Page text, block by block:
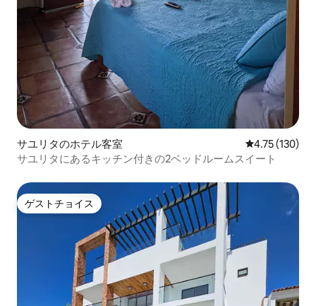
サユリタのホテル客室 レビュー130
4.75 (130)
サユリタにあるキッチン付きの2ベッドルームスイート
ゲストチョイス
ゲストチョイス